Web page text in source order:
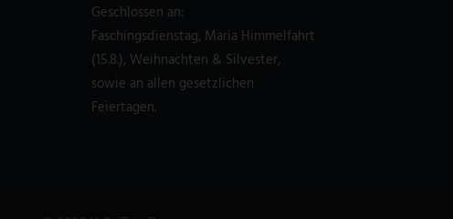
Geschlossen an:
Faschingsdienstag, Maria Himmelfahrt
(15.8.), Weihnachten & Silvester,
sowie an allen gesetzlichen
Feiertagen.